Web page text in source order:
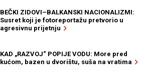
BEČKI ZIDOVI–BALKANSKI NACIONALIZMI:
Susret koji je fotoreportažu pretvorio u
agresivnu prijetnju
KAD „RAZVOJ“ POPIJE VODU: More pred
kućom, bazen u dvorištu, suša na vratima